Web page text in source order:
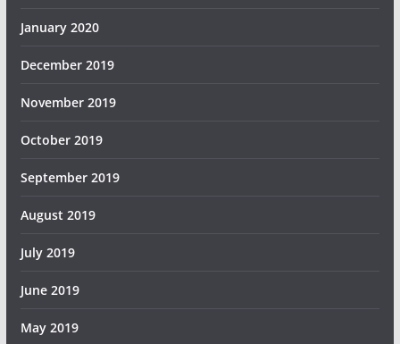
January 2020
December 2019
November 2019
October 2019
September 2019
August 2019
July 2019
June 2019
May 2019